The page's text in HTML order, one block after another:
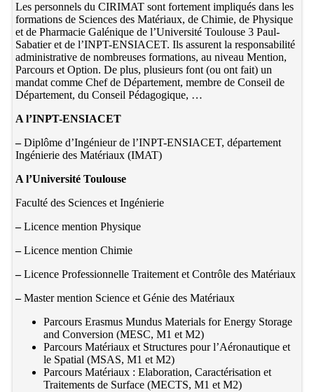
Les personnels du CIRIMAT sont fortement impliqués dans les
formations de Sciences des Matériaux, de Chimie, de Physique
et de Pharmacie Galénique de l’Université Toulouse 3 Paul-
Sabatier et de l’INPT-ENSIACET. Ils assurent la responsabilité
administrative de nombreuses formations, au niveau Mention,
Parcours et Option. De plus, plusieurs font (ou ont fait) un
mandat comme Chef de Département, membre de Conseil de
Département, du Conseil Pédagogique, …
A l’INPT-ENSIACET
–Diplôme d’Ingénieur de l’INPT-ENSIACET, département
Ingénierie des Matériaux (IMAT)
A l’Université Toulouse
Faculté des Sciences et Ingénierie
–Licence mention Physique
–Licence mention Chimie
–Licence Professionnelle Traitement et Contrôle des Matériaux
–Master mention Science et Génie des Matériaux
Parcours Erasmus Mundus Materials for Energy Storage
and Conversion (MESC, M1 et M2)
Parcours Matériaux et Structures pour l’Aéronautique et
le Spatial (MSAS, M1 et M2)
Parcours Matériaux : Elaboration, Caractérisation et
Traitements de Surface (MECTS, M1 et M2)